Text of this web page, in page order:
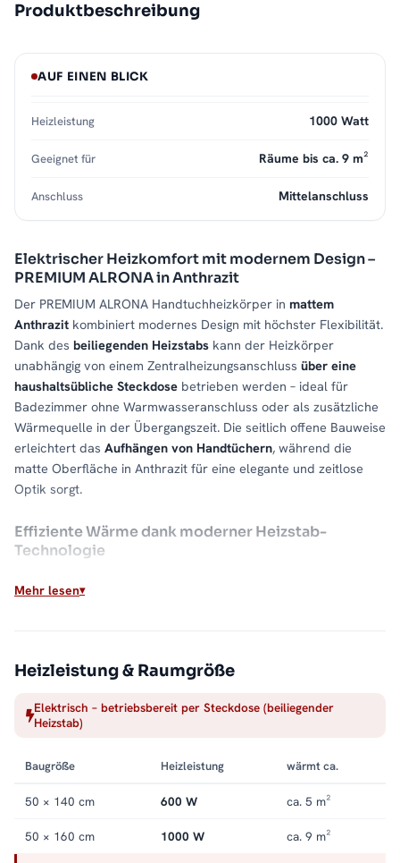
Produktbeschreibung
Elektrischer Heizkomfort mit modernem Design –
PREMIUM ALRONA in Anthrazit
Der PREMIUM ALRONA Handtuchheizkörper in mattem
Anthrazit kombiniert modernes Design mit höchster Flexibilität.
Dank des beiliegenden Heizstabs kann der Heizkörper
unabhängig von einem Zentralheizungsanschluss über eine
haushaltsübliche Steckdose betrieben werden – ideal für
Badezimmer ohne Warmwasseranschluss oder als zusätzliche
Wärmequelle in der Übergangszeit. Die seitlich offene Bauweise
erleichtert das Aufhängen von Handtüchern, während die
matte Oberfläche in Anthrazit für eine elegante und zeitlose
Optik sorgt.
Effiziente Wärme dank moderner Heizstab-
Technologie
ausgestattet, der die Thermoflüssigkeit im Inneren des
schnelle Trocknung von
Handtüchernund die angenehmeBeheizung des gesamten
Badezimmers
. Für maximale Sicherheit und eine lange
Lebensdauer empfehlen wir unsere
schützt. Diese können Sie bequem beim Kauf mitbestellen,
geschützt bleibt.
Flexibilität durch 180°-Wendefunktion
AUF EINEN BLICK
Heizleistung 1000 Watt
Geeignet für Räume bis ca. 9 m²
Anschluss Mittelanschluss
Mehr lesen
Heizleistung & Raumgröße
Elektrisch – betriebsbereit per Steckdose (beiliegender
Heizstab)
Baugröße Heizleistung wärmt ca.
50 × 140 cm 600 W ca. 5 m²
50 × 160 cm 1000 W ca. 9 m²